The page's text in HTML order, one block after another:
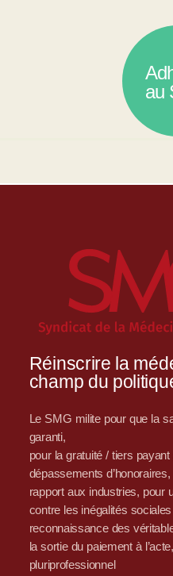
au
Réinscrire la
champ du
Le SMG milite pour que la
garanti,
pour la gratuité / tiers
dépassements
rapport aux industries, pour
contre les inégalités
reconnaissance des
la sortie du paiement à
pluriprofessionnel